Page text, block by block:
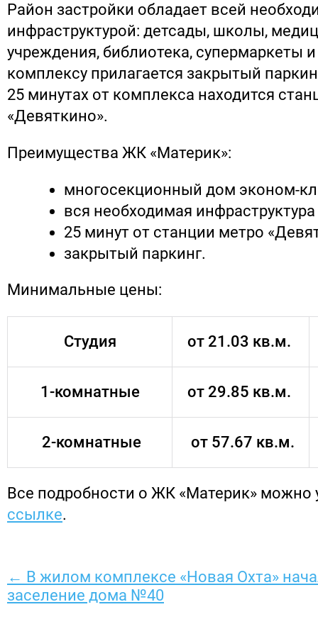
Район застройки обладает всей
инфраструктурой: детсады, школы,
учреждения, библиотека, супермаркеты
комплексу прилагается закрытый
25 минутах от комплекса находится
«Девяткино».
Преимущества ЖК «Материк»:
многосекционный дом эконом-
вся необходимая инфраструктура
25 минут от станции метро
закрытый паркинг.
Минимальные цены:
Студия от 21.03 кв.м.
1-комнатные от 29.85 кв.м.
2-комнатные от 57.67 кв.м.
Все подробности о ЖК «Материк» можно
ссылке.
← В жилом комплексе «Новая Охта»
заселение дома №40